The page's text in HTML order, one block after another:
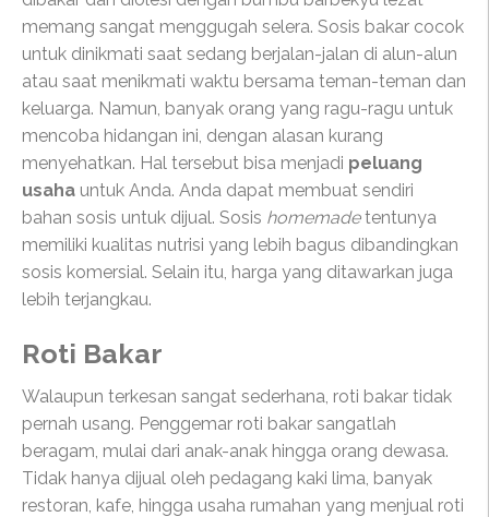
memang sangat menggugah selera. Sosis bakar cocok
untuk dinikmati saat sedang berjalan-jalan di alun-alun
atau saat menikmati waktu bersama teman-teman dan
keluarga. Namun, banyak orang yang ragu-ragu untuk
mencoba hidangan ini, dengan alasan kurang
menyehatkan. Hal tersebut bisa menjadi peluang
usaha untuk Anda. Anda dapat membuat sendiri
bahan sosis untuk dijual. Sosis homemadetentunya
memiliki kualitas nutrisi yang lebih bagus dibandingkan
sosis komersial. Selain itu, harga yang ditawarkan juga
lebih terjangkau.
Roti Bakar
Walaupun terkesan sangat sederhana, roti bakar tidak
pernah usang. Penggemar roti bakar sangatlah
beragam, mulai dari anak-anak hingga orang dewasa.
Tidak hanya dijual oleh pedagang kaki lima, banyak
restoran, kafe, hingga usaha rumahan yang menjual roti